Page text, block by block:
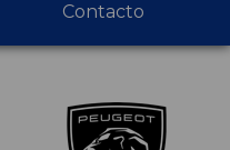
Contacto